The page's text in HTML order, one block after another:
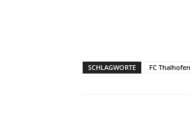
SCHLAGWORTE FC Thalhofen